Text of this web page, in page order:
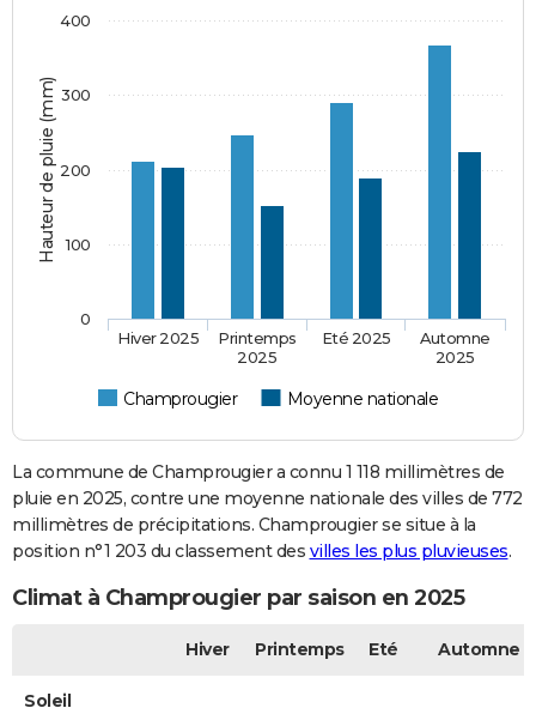
Hauteur de pluie (mm)
Champrougier Moyenne nationale
Hiver 2025
Printemps
2025
Eté 2025
Automne
2025
0
100
200
300
400
La commune de Champrougier a connu 1 118 millimètres de
pluie en 2025, contre une moyenne nationale des villes de 772
millimètres de précipitations. Champrougier se situe à la
position n°1 203 du classement des villes les plus pluvieuses.
Climat à Champrougier par saison en 2025
Hiver Printemps Eté Automne
Soleil